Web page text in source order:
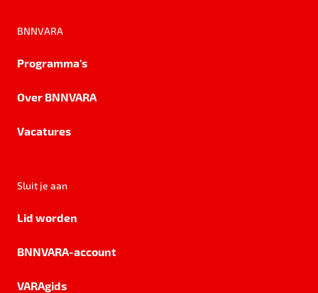
BNNVARA
Programma's
Over BNNVARA
Vacatures
Sluit je aan
Lid worden
BNNVARA-account
VARAgids